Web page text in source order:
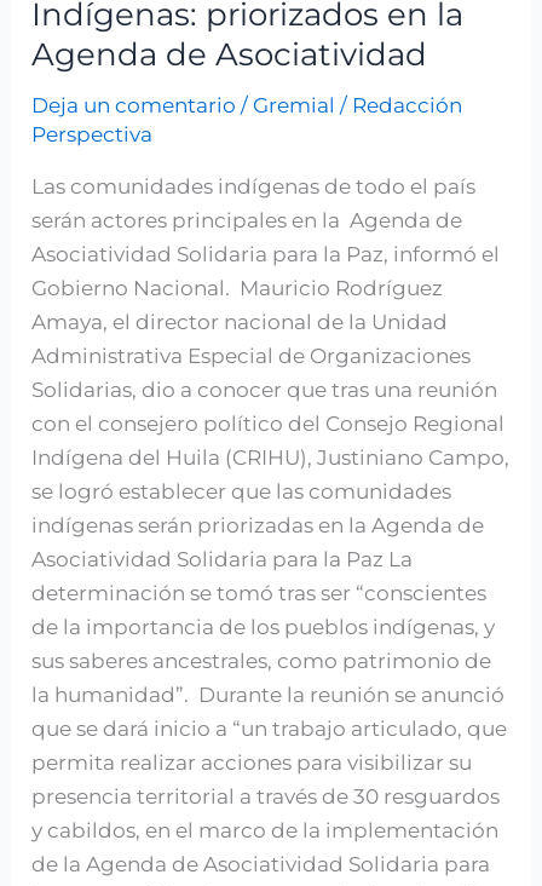
Indígenas: priorizados en la
Agenda de Asociatividad
Deja un comentario / Gremial / Redacción
Perspectiva
Las comunidades indígenas de todo el país
serán actores principales en la Agenda de
Asociatividad Solidaria para la Paz, informó el
Gobierno Nacional. Mauricio Rodríguez
Amaya, el director nacional de la Unidad
Administrativa Especial de Organizaciones
Solidarias, dio a conocer que tras una reunión
con el consejero político del Consejo Regional
Indígena del Huila (CRIHU), Justiniano Campo,
se logró establecer que las comunidades
indígenas serán priorizadas en la Agenda de
Asociatividad Solidaria para la Paz La
determinación se tomó tras ser “conscientes
de la importancia de los pueblos indígenas, y
sus saberes ancestrales, como patrimonio de
la humanidad”. Durante la reunión se anunció
que se dará inicio a “un trabajo articulado, que
permita realizar acciones para visibilizar su
presencia territorial a través de 30 resguardos
y cabildos, en el marco de la implementación
de la Agenda de Asociatividad Solidaria para